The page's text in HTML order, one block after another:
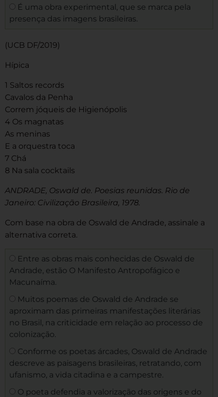
É uma obra experimental, que se marca pela
presença das imagens brasileiras.
(UCB DF/2019)
Hípica
1 Saltos records
Cavalos da Penha
Correm jóqueis de Higienópolis
4 Os magnatas
As meninas
E a orquestra toca
7 Chá
8 Na sala cocktails
ANDRADE, Oswald de. Poesias reunidas. Rio de
Janeiro: Civilização Brasileira, 1978.
Com base na obra de Oswald de Andrade, assinale a
alternativa correta.
Entre as obras mais conhecidas de Oswald de
Andrade, estão O Manifesto Antropofágico e
Macunaíma.
Muitos poemas de Oswald de Andrade se
aproximam das primeiras manifestações literárias
no Brasil, na criticidade em relação ao processo de
colonização.
Conforme os poetas árcades, Oswald de Andrade
descreve as paisagens brasileiras, retratando, com
ufanismo, a vida citadina e a campestre.
O poeta defendia a valorização das origens e do